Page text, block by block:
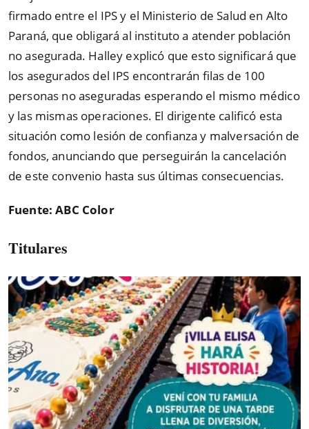
firmado entre el IPS y el Ministerio de Salud en Alto
Paraná, que obligará al instituto a atender población
no asegurada. Halley explicó que esto significará que
los asegurados del IPS encontrarán filas de 100
personas no aseguradas esperando el mismo médico
y las mismas operaciones. El dirigente calificó esta
situación como lesión de confianza y malversación de
fondos, anunciando que perseguirán la cancelación
de este convenio hasta sus últimas consecuencias.
Fuente: ABC Color
Titulares